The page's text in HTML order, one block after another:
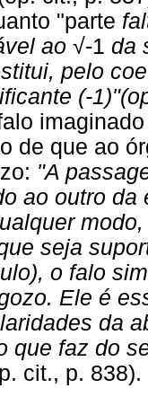
"parte
ao √-1 da
pelo
(-
de que ao
"A
ao outro da
seja
o falo
Ele é
da
que faz do
cit., p. 838).